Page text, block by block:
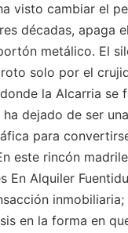
visto cambiar el
décadas, apaga
metálico. El
solo por el
la Alcarria se
dejado de ser
para
este rincón
En Alquiler
inmobiliaria;
en la forma en